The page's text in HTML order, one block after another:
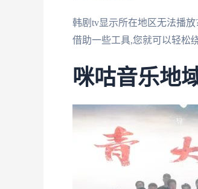
韩剧tv显示所在地区无法播
借助一些工具,您就可以轻松
咪咕音乐地